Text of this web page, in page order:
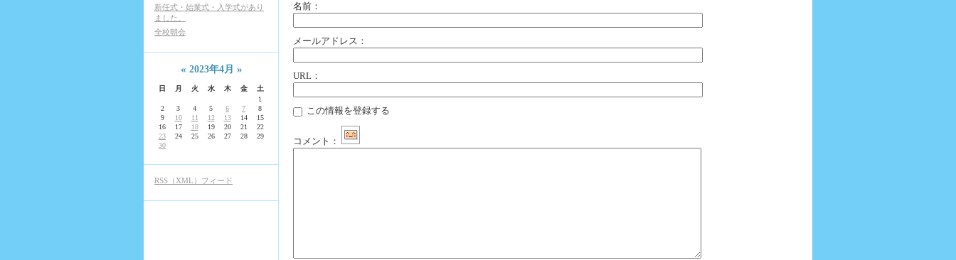
新任式・始業式・入学式があり
ました。
全校朝会
« 2023年4月 »
日 月 火 水 木 金
土
1
2
3 4 5 6 7
8
9
10 11 12 13 14
15
16
17 18 19 20 21
22
23
24 25 26 27 28
29
30
RSS（XML）フィード
名前：
メールアドレス：
URL：
この情報を登録する
コメント：